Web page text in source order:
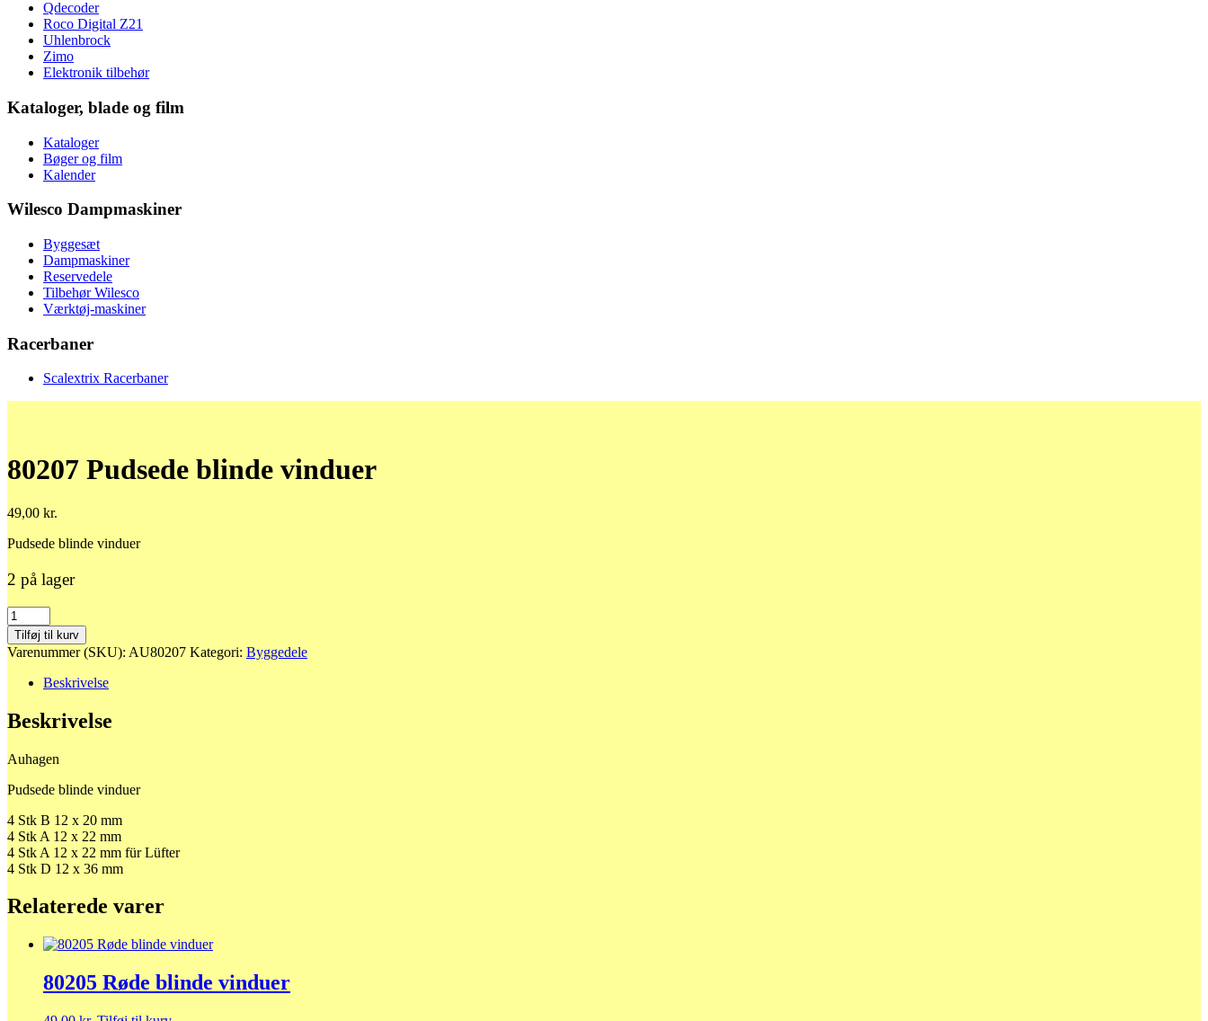
Qdecoder
Roco Digital Z21
Uhlenbrock
Zimo
Elektronik tilbehør
Kataloger, blade og film
Kataloger
Bøger og film
Kalender
Wilesco Dampmaskiner
Byggesæt
Dampmaskiner
Reservedele
Tilbehør Wilesco
Værktøj-maskiner
Racerbaner
Scalextrix Racerbaner
80207 Pudsede blinde vinduer
49,00 kr.
Pudsede blinde vinduer
2 på lager
80207
Pudsede
blinde
vinduer
antal
Tilføj til kurv
Varenummer (SKU): AU80207 Kategori: Byggedele
Beskrivelse
Beskrivelse
Auhagen
Pudsede blinde vinduer
4 Stk B 12 x 20 mm
4 Stk A 12 x 22 mm
4 Stk A 12 x 22 mm für Lüfter
4 Stk D 12 x 36 mm
Relaterede varer
80205 Røde blinde vinduer